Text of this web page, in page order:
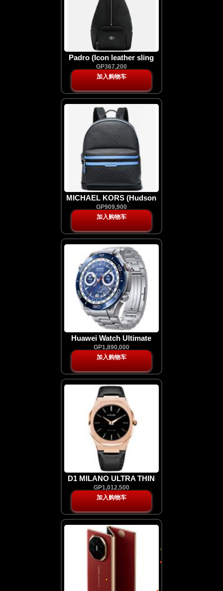
Padro (Icon leather sling
pouch)
GP367,200
加入购物车
MICHAEL KORS (Hudson
Empire Monogram
Backpack )
GP909,900
加入购物车
Huawei Watch Ultimate
Strap (Titinium)
GP1,890,000
加入购物车
D1 MILANO ULTRA THIN
GP1,012,500
加入购物车